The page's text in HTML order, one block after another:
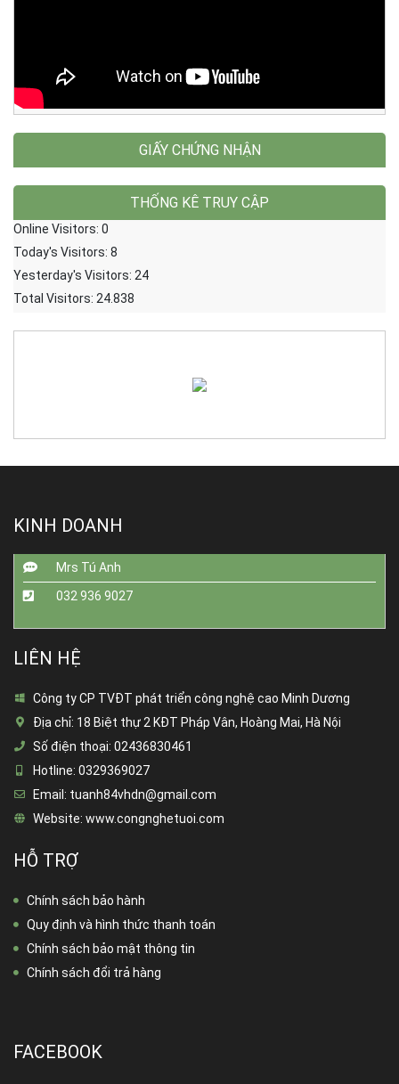
GIẤY CHỨNG NHẬN
THỐNG KÊ TRUY CẬP
Online Visitors: 0
Today's Visitors: 8
Yesterday's Visitors: 24
Total Visitors: 24.838
KINH DOANH
Mrs Tú Anh
032 936 9027
LIÊN HỆ
Công ty CP TVĐT phát triển công nghệ cao Minh Dương
Địa chỉ: 18 Biệt thự 2 KĐT Pháp Vân, Hoàng Mai, Hà Nội
Số điện thoại: 02436830461
Hotline: 0329369027
Email: tuanh84vhdn@gmail.com
Website: www.congnghetuoi.com
HỖ TRỢ
Chính sách bảo hành
Quy định và hình thức thanh toán
Chính sách bảo mật thông tin
Chính sách đổi trả hàng
FACEBOOK